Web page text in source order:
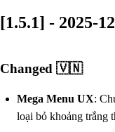
[1.5.1] - 2025-
Changed 🇻🇳
Mega Menu UX:
loại bỏ khoảng trắng